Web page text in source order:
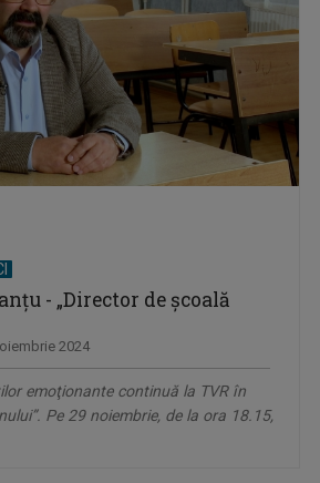
- „Director de şcoală
2024
emoţionante continuă la TVR în
Pe 29 noiembrie, de la ora 18.15,